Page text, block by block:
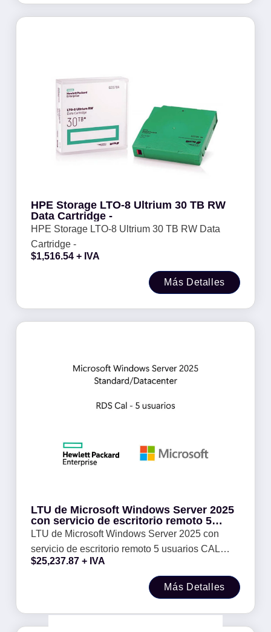
HPE Storage LTO-8 Ultrium 30 TB RW
Data Cartridge -
HPE Storage LTO-8 Ultrium 30 TB RW Data
Cartridge -
$1,516.54 + IVA
Más Detalles
LTU de Microsoft Windows Server 2025
con servicio de escritorio remoto 5
usuarios CAL WW -
LTU de Microsoft Windows Server 2025 con
servicio de escritorio remoto 5 usuarios CAL
WW -
$25,237.87 + IVA
Más Detalles